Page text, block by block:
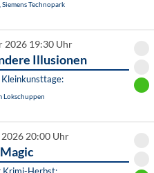
Technopark
2026 19:30 Uhr
Illusionen
Kleinkunsttage:
Lokschuppen
20:00 Uhr